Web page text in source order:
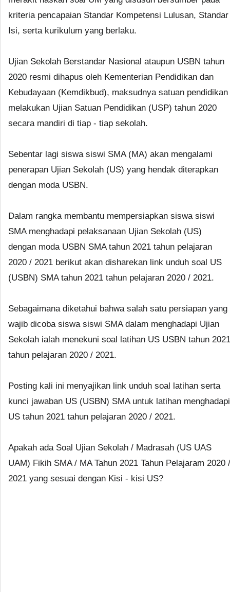
kriteria pencapaian Standar Kompetensi Lulusan, Standar
Isi, serta kurikulum yang berlaku.
Ujian Sekolah Berstandar Nasional ataupun USBN tahun
2020 resmi dihapus oleh Kementerian Pendidikan dan
Kebudayaan (Kemdikbud), maksudnya satuan pendidikan
melakukan Ujian Satuan Pendidikan (USP) tahun 2020
secara mandiri di tiap - tiap sekolah.
Sebentar lagi siswa siswi SMA (MA) akan mengalami
penerapan Ujian Sekolah (US) yang hendak diterapkan
dengan moda USBN.
Dalam rangka membantu mempersiapkan siswa siswi
SMA menghadapi pelaksanaan Ujian Sekolah (US)
dengan moda USBN SMA tahun 2021 tahun pelajaran
2020 / 2021 berikut akan disharekan link unduh soal US
(USBN) SMA tahun 2021 tahun pelajaran 2020 / 2021.
Sebagaimana diketahui bahwa salah satu persiapan yang
wajib dicoba siswa siswi SMA dalam menghadapi Ujian
Sekolah ialah menekuni soal latihan US USBN tahun 2021
tahun pelajaran 2020 / 2021.
Posting kali ini menyajikan link unduh soal latihan serta
kunci jawaban US (USBN) SMA untuk latihan menghadapi
US tahun 2021 tahun pelajaran 2020 / 2021.
Apakah ada Soal Ujian Sekolah / Madrasah (US UAS
UAM) Fikih SMA / MA Tahun 2021 Tahun Pelajaram 2020 /
2021 yang sesuai dengan Kisi - kisi US?